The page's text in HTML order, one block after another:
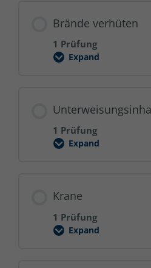
Brände verhüten
1 Prüfung
Expand
Brände
1 Prüfung
Expand
Krane
1 Prüfung
Expand
Krane